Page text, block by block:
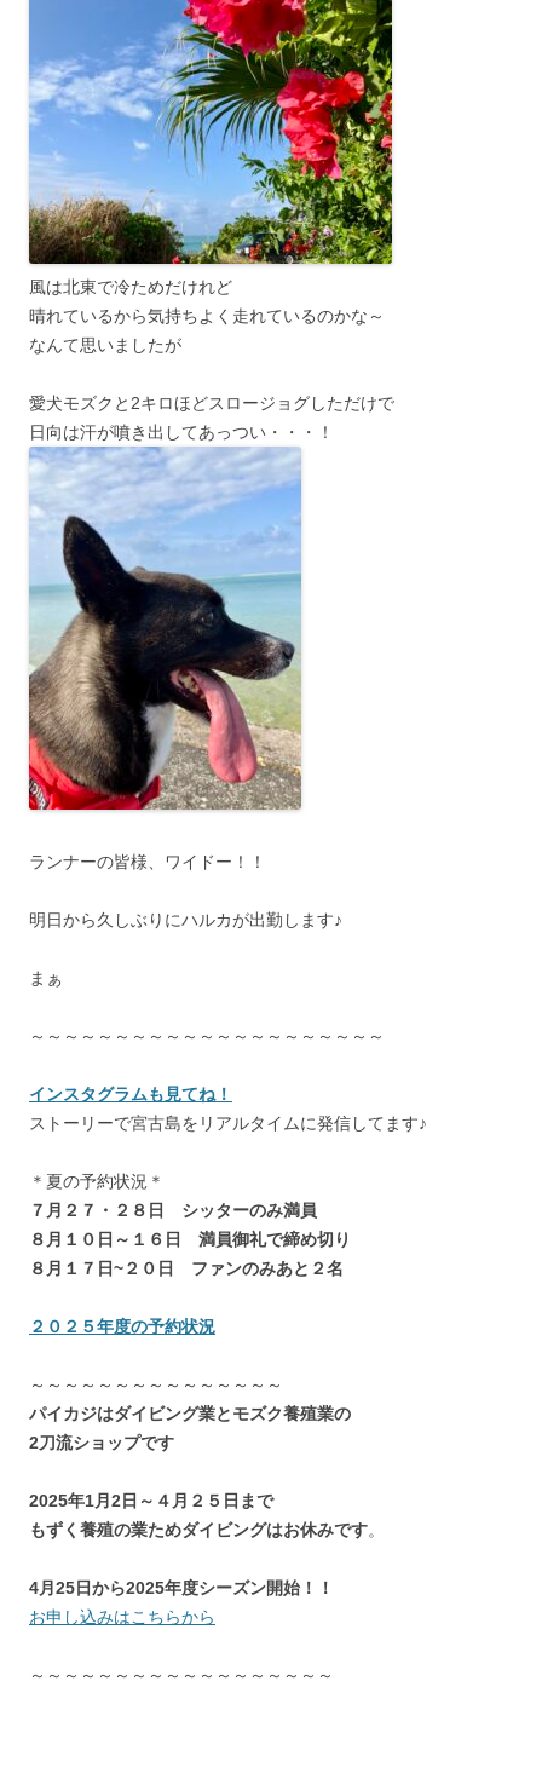
風は北東で冷ためだけれど
晴れているから気持ちよく走れているのかな～
なんて思いましたが
愛犬モズクと2キロほどスロージョグしただけで
日向は汗が噴き出してあっつい・・・！
ランナーの皆様、ワイドー！！
明日から久しぶりにハルカが出勤します♪
まぁ
～～～～～～～～～～～～～～～～～～～～～
インスタグラムも見てね！
ストーリーで宮古島をリアルタイムに発信してます♪
＊夏の予約状況＊
７月２７・２８日 シッターのみ満員
８月１０日～１６日 満員御礼で締め切り
８月１７日~２０日 ファンのみあと２名
２０２５年度の予約状況
～～～～～～～～～～～～～～～
パイカジはダイビング業とモズク養殖業の
2刀流ショップです
2025年1月2日～４月２５日まで
もずく養殖の業ためダイビングはお休みです。
4月25日から2025年度シーズン開始！！
お申し込みはこちらから
～～～～～～～～～～～～～～～～～～